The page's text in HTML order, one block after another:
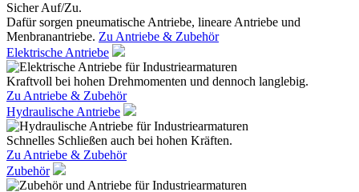
Sicher Auf/Zu.
Dafür sorgen pneumatische Antriebe, lineare Antriebe und
Menbranantriebe. Zu Antriebe & Zubehör
Elektrische Antriebe
Kraftvoll bei hohen Drehmomenten und dennoch langlebig.
Zu Antriebe & Zubehör
Hydraulische Antriebe
Schnelles Schließen auch bei hohen Kräften.
Zu Antriebe & Zubehör
Zubehör